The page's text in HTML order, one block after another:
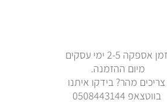
זמן אספקה 2-5 ימי עסקים
מיום ההזמנה.
צריכים מהר? בידקו איתנו
בווטצאפ 0508443144